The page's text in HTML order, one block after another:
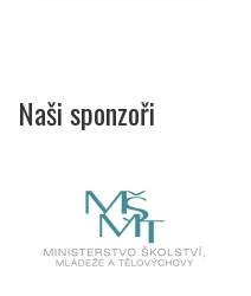
Naši sponzoři